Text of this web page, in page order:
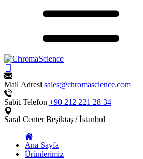
Mail Adresi sales@chromascience.com
Sabit Telefon +90 212 221 28 34
Saral CenterBeşiktaş / İstanbul
Ana Sayfa
Ürünlerimiz